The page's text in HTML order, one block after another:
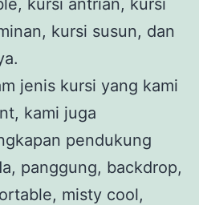
kursi antrian, kursi
kursi susun, dan
jenis kursi yang kami
kami juga
pendukung
panggung, backdrop,
misty cool,